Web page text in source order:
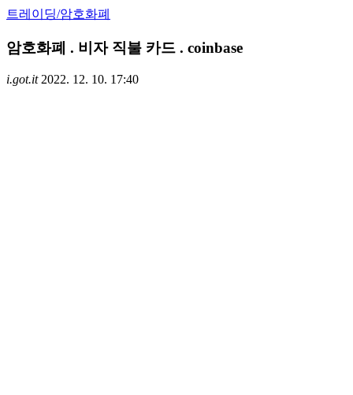
트레이딩/암호화폐
암호화폐 . 비자 직불 카드 . coinbase
i.got.it 2022. 12. 10. 17:40